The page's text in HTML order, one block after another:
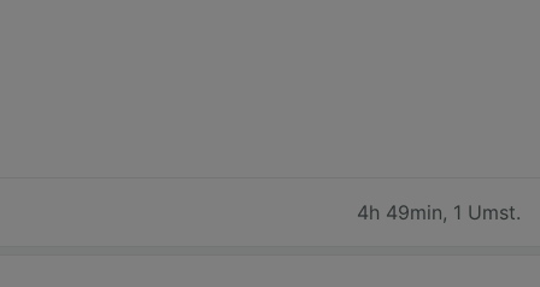
4h 49min, 1 Umst.